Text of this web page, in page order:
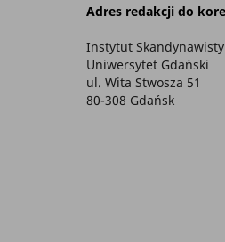
Adres redakcji do
Instytut
Uniwersytet Gdański
ul. Wita Stwosza 51
80-308 Gdańsk